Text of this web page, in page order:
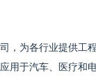
，为各行业提供工
用于汽车、医疗和